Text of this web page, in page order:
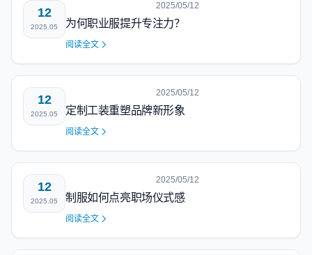
12
2025.05
2025/05/12
为何职业服提升专注力？
阅读全文
12
2025.05
2025/05/12
定制工装重塑品牌新形象
阅读全文
12
2025.05
2025/05/12
制服如何点亮职场仪式感
阅读全文